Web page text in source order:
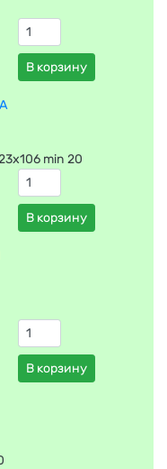
В корзину
min 20
В корзину
В корзину